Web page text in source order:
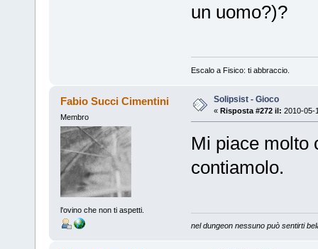
un uomo?)?
Escalo a Fisico: ti abbraccio.
Fabio Succi Cimentini
Membro
l'ovino che non ti aspetti.
Solipsist - Gioco
« Risposta #272 il: 2010-05-
Mi piace molto
contiamolo.
nel dungeon nessuno può sentirti